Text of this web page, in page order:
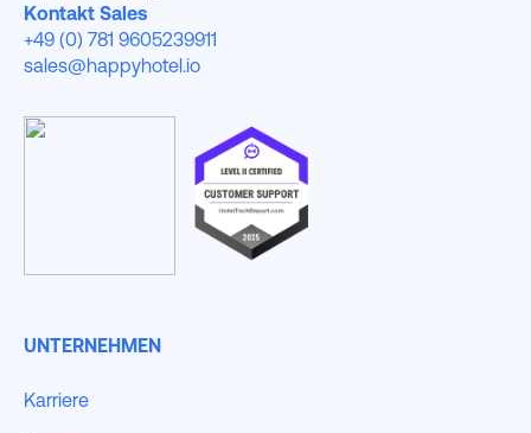
Kontakt Sales
+49 (0) 781 9605239911
sales@happyhotel.io
UNTERNEHMEN
Karriere